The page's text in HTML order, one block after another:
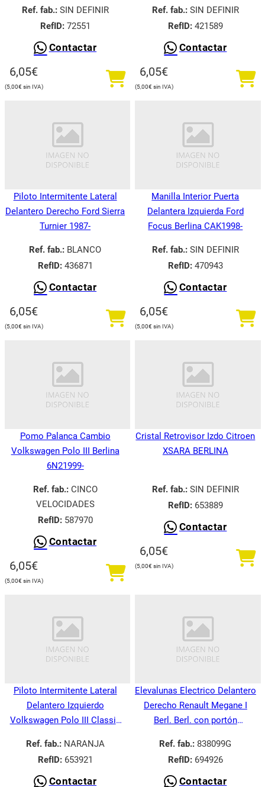
Ref. fab.:SIN DEFINIR
RefID:72551
Contactar
6,05€
5,00€
Ref. fab.:SIN DEFINIR
RefID:421589
Contactar
6,05€
5,00€
Piloto Intermitente Lateral
Delantero Derecho Ford Sierra
Turnier 1987-
Ref. fab.: BLANCO
RefID:436871
Contactar
6,05€
5,00€
Manilla Interior Puerta
Delantera Izquierda Ford
Focus Berlina CAK1998-
Ref. fab.:SIN DEFINIR
RefID:470943
Contactar
6,05€
5,00€
Pomo Palanca Cambio
Volkswagen Polo III Berlina
6N21999-
Ref. fab.:CINCO
VELOCIDADES
RefID:587970
Contactar
6,05€
5,00€
Cristal Retrovisor Izdo Citroen
XSARA BERLINA
Ref. fab.:SIN DEFINIR
RefID:653889
Contactar
6,05€
5,00€
Piloto Intermitente Lateral
Delantero Izquierdo
Volkswagen Polo III Classic
Ref. fab.:NARANJA
RefID:653921
Contactar
Elevalunas Electrico Delantero
Derecho Renault Megane I
Berl. Berl. con portón
Ref. fab.: 838099G
RefID:694926
Contactar